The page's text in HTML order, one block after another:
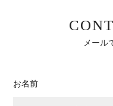
メール
お名前